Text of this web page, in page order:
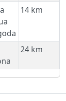
14 km
24 km